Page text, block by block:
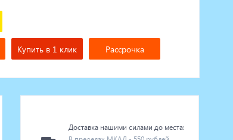
Купить в 1 клик Рассрочка
Доставка нашими силами до места: